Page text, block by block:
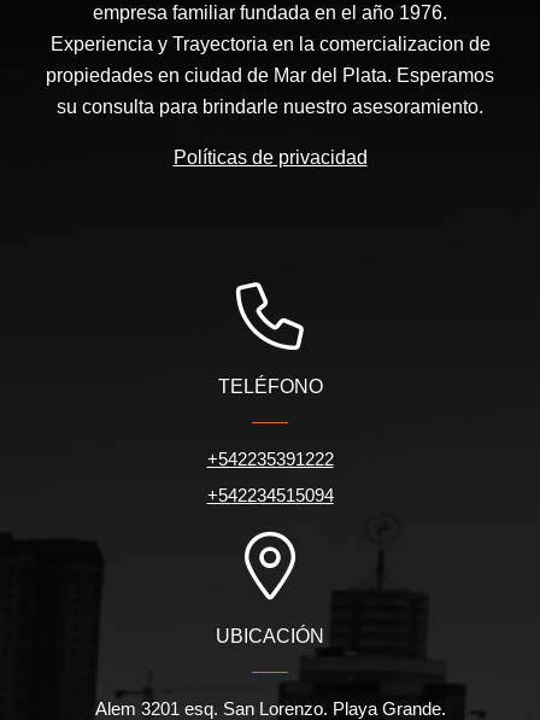
empresa familiar fundada en el año 1976.
Experiencia y Trayectoria en la comercializacion de
propiedades en ciudad de Mar del Plata. Esperamos
su consulta para brindarle nuestro asesoramiento.
Políticas de privacidad
TELÉFONO
+542235391222
+542234515094
UBICACIÓN
Alem 3201 esq. San Lorenzo. Playa Grande.